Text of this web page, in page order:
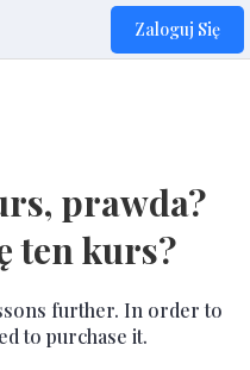
Zaloguj Się
prawda?
ten kurs?
further. In order to
to purchase it.